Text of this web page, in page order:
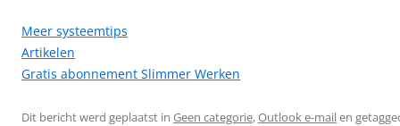
Meer systeemtips
Artikelen
Gratis abonnement Slimmer Werken
Dit bericht werd geplaatst in Geen categorie,Outlook e-mailen